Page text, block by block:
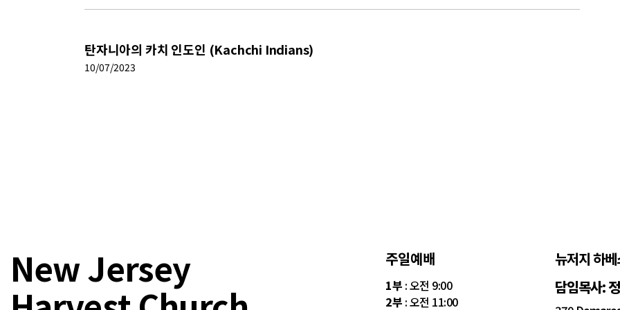
탄자니아의 카치 인도인 (Kachchi Indians)
10/07/2023
New Jersey 주일예배
1부 : 오전 9:00
2부 : 오전 11:00
뉴저지 하
담임목사: